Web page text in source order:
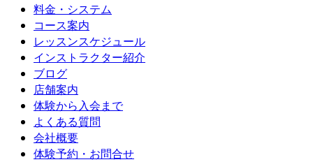
料金・システム
コース案内
レッスンスケジュール
インストラクター紹介
ブログ
店舗案内
体験から入会まで
よくある質問
会社概要
体験予約・お問合せ